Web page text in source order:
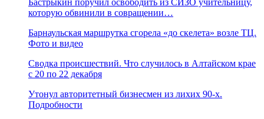
Бастрыкин поручил освободить из СИЗО учительницу,
которую обвинили в совращении…
Барнаульская маршрутка сгорела «до скелета» возле ТЦ.
Фото и видео
Сводка происшествий. Что случилось в Алтайском крае
с 20 по 22 декабря
Утонул авторитетный бизнесмен из лихих 90-х.
Подробности